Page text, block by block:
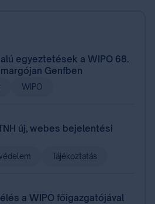
egyeztetések a WIPO 68.
Genfben
WIPO
új, webes bejelentési
Tájékoztatás
a WIPO főigazgatójával